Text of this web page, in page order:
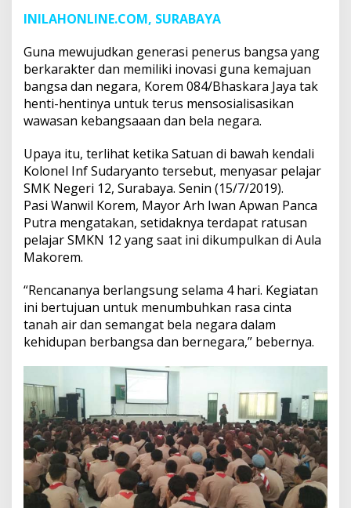
INILAHONLINE.COM, SURABAYA
Guna mewujudkan generasi penerus bangsa yang
berkarakter dan memiliki inovasi guna kemajuan
bangsa dan negara, Korem 084/Bhaskara Jaya tak
henti-hentinya untuk terus mensosialisasikan
wawasan kebangsaaan dan bela negara.
Upaya itu, terlihat ketika Satuan di bawah kendali
Kolonel Inf Sudaryanto tersebut, menyasar pelajar
SMK Negeri 12, Surabaya. Senin (15/7/2019).
Pasi Wanwil Korem, Mayor Arh Iwan Apwan Panca
Putra mengatakan, setidaknya terdapat ratusan
pelajar SMKN 12 yang saat ini dikumpulkan di Aula
Makorem.
“Rencananya berlangsung selama 4 hari. Kegiatan
ini bertujuan untuk menumbuhkan rasa cinta
tanah air dan semangat bela negara dalam
kehidupan berbangsa dan bernegara,” bebernya.